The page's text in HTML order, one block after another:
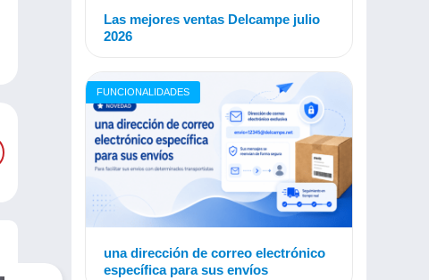
Las mejores ventas Delcampe julio
2026
FUNCIONALIDADES
una dirección de correo electrónico
específica para sus envíos